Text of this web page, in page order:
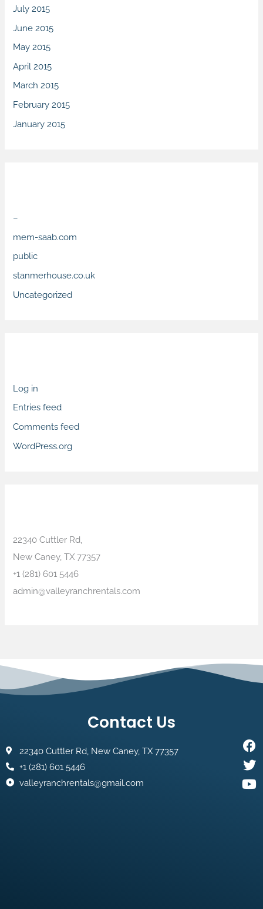
July 2015
June 2015
May 2015
April 2015
March 2015
February 2015
January 2015
–
mem-saab.com
public
stanmerhouse.co.uk
Uncategorized
Log in
Entries feed
Comments feed
WordPress.org
22340 Cuttler Rd,
New Caney, TX 77357
+1 (281) 601 5446
admin@valleyranchrentals.com
Contact Us
22340 Cuttler Rd, New Caney, TX 77357
+1 (281) 601 5446
valleyranchrentals@gmail.com